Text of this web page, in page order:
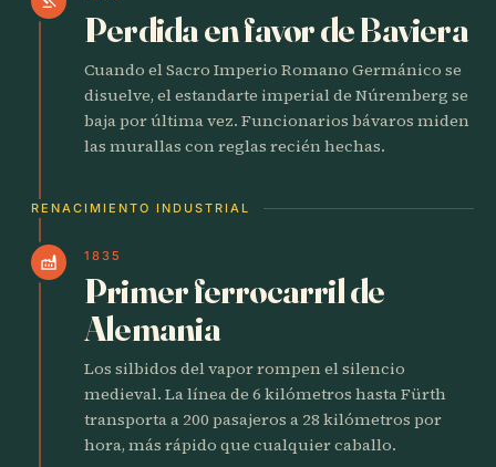
Perdida en favor de Baviera
Cuando el Sacro Imperio Romano Germánico se
disuelve, el estandarte imperial de Núremberg se
baja por última vez. Funcionarios bávaros miden
las murallas con reglas recién hechas.
RENACIMIENTO INDUSTRIAL
factory 1835
Primer ferrocarril de
Alemania
Los silbidos del vapor rompen el silencio
medieval. La línea de 6 kilómetros hasta Fürth
transporta a 200 pasajeros a 28 kilómetros por
hora, más rápido que cualquier caballo.